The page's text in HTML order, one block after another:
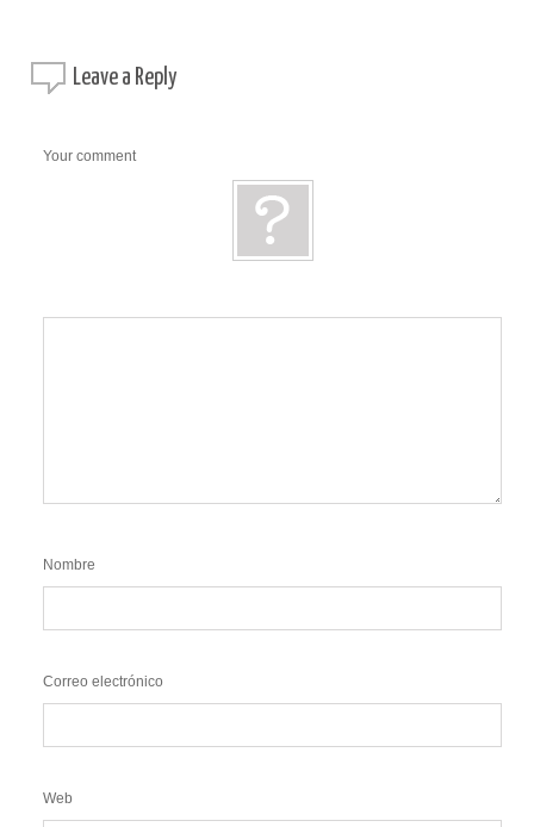
Leave a Reply
Your comment
Nombre
Correo electrónico
Web